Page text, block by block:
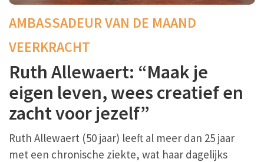
AMBASSADEUR VAN DE MAAND
VEERKRACHT
Ruth Allewaert: “Maak je
eigen leven, wees creatief en
zacht voor jezelf”
Ruth Allewaert (50 jaar) leeft al meer dan 25 jaar
met een chronische ziekte, wat haar dagelijks